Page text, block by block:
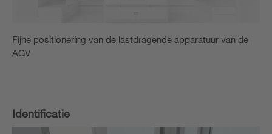
Fijne positionering van de lastdragende apparatuur van de
AGV
Identificatie